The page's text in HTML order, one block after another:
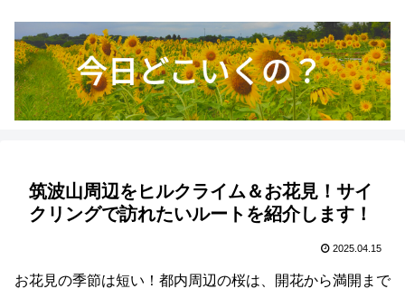
筑波山周辺をヒルクライム＆お花見！サイ
クリングで訪れたいルートを紹介します！
2025.04.15
お花見の季節は短い！都内周辺の桜は、開花から満開まで